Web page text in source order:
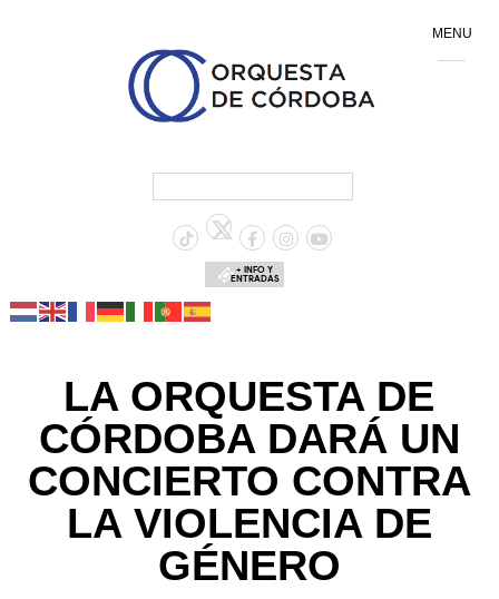
+ INFO Y
ENTRADAS
LA ORQUESTA DE
CÓRDOBA DARÁ UN
CONCIERTO CONTRA
LA VIOLENCIA DE
GÉNERO
MENU